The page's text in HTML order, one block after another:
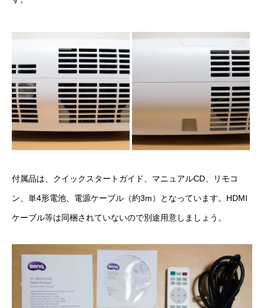
付属品は、クイックスタートガイド、マニュアルCD、リモコ
ン、単4形電池、電源ケーブル（約3m）となっています。HDMI
ケーブル等は同梱されていないので別途用意しましょう。